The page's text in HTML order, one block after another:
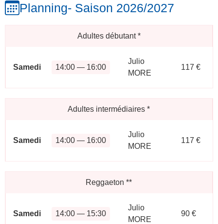
Planning- Saison 2026/2027
Adultes débutant*
Samedi 14:00 — 16:00
Julio
MORE
117 €
Adultes intermédiaires *
Samedi 14:00 — 16:00
Julio
MORE
117 €
Reggaeton **
Samedi 14:00 — 15:30
Julio
MORE
90 €